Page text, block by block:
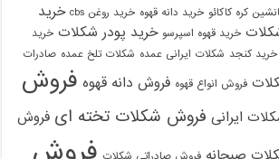
کره کاکائو خرید دانه قهوه خرید روغن cbs
خرید
خرید قهوه اسپرسو خرید پودر شکلات خرید
خرید کنجد شکلات ایرانی عمده شکلات تلخ عمده صادرات
فروش انواع قهوه فروش دانه قهوه فروش
ایرانی فروش شکلات تخته ای فروش